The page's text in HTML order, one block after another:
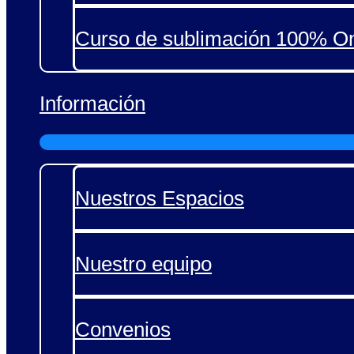
Curso de sublimación 100%
Información
Nuestros Espacios
Nuestro equipo
Convenios